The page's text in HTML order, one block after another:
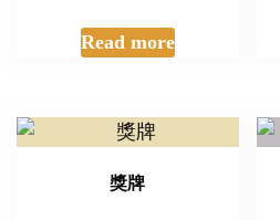
Read more
獎牌